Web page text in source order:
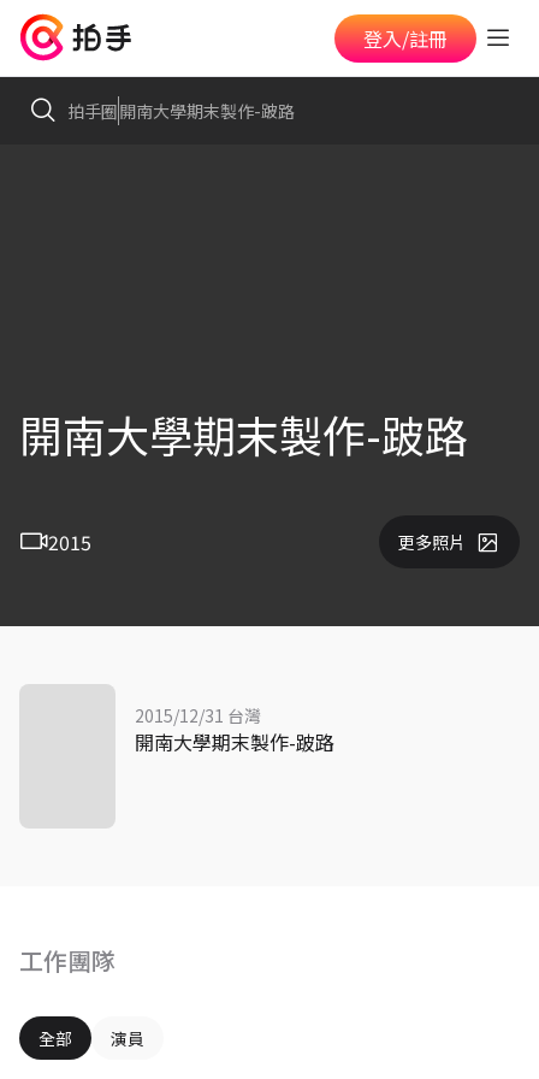
登入/註冊
拍手圈開南大學期末製作-跛路
開南大學期末製作-跛路
2015 更多照片
工作團隊
全部 演員
2015/12/31 台灣
開南大學期末製作-跛路